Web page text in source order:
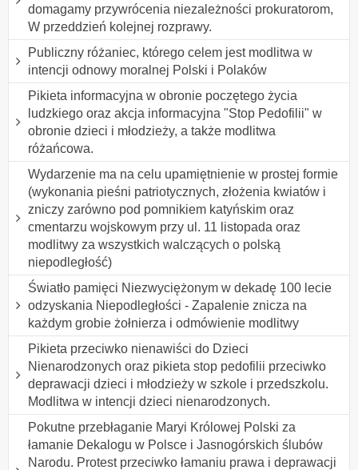
domagamy przywrócenia niezależności prokuratorom,
W przeddzień kolejnej rozprawy.
Publiczny różaniec, którego celem jest modlitwa w
intencji odnowy moralnej Polski i Polaków
Pikieta informacyjna w obronie poczętego życia
ludzkiego oraz akcja informacyjna "Stop Pedofilii" w
obronie dzieci i młodzieży, a także modlitwa
różańcowa.
Wydarzenie ma na celu upamiętnienie w prostej formie
(wykonania pieśni patriotycznych, złożenia kwiatów i
zniczy zarówno pod pomnikiem katyńskim oraz
cmentarzu wojskowym przy ul. 11 listopada oraz
modlitwy za wszystkich walczących o polską
niepodległość)
Światło pamięci Niezwyciężonym w dekadę 100 lecie
odzyskania Niepodległości - Zapalenie znicza na
każdym grobie żołnierza i odmówienie modlitwy
Pikieta przeciwko nienawiści do Dzieci
Nienarodzonych oraz pikieta stop pedofilii przeciwko
deprawacji dzieci i młodzieży w szkole i przedszkolu.
Modlitwa w intencji dzieci nienarodzonych.
Pokutne przebłaganie Maryi Królowej Polski za
łamanie Dekalogu w Polsce i Jasnogórskich ślubów
Narodu. Protest przeciwko łamaniu prawa i deprawacji